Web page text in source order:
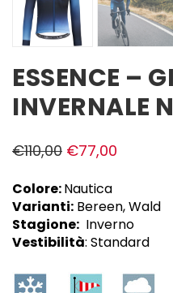
ESSENCE –
INVERNALE
€110,00 €77,00
Colore:Nautica
Varianti: Bereen, Wald
Stagione: Inverno
Vestibilità: Standard